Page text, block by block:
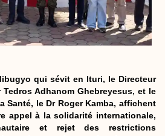
qui sévit en Ituri, le Directeur
Tedros Adhanom Ghebreyesus, et le
Santé, le Dr Roger Kamba, affichent
appel à la solidarité internationale,
et rejet des restrictions